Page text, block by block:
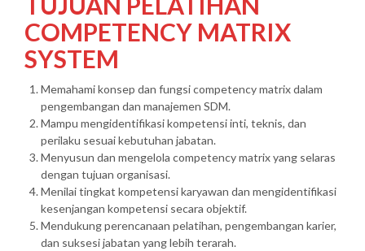
COMPETENCY MATRIX
SYSTEM
Memahami konsep dan fungsi competency matrix dalam
pengembangan dan manajemen SDM.
Mampu mengidentifikasi kompetensi inti, teknis, dan
perilaku sesuai kebutuhan jabatan.
Menyusun dan mengelola competency matrix yang selaras
dengan tujuan organisasi.
Menilai tingkat kompetensi karyawan dan mengidentifikasi
kesenjangan kompetensi secara objektif.
Mendukung perencanaan pelatihan, pengembangan karier,
dan suksesi jabatan yang lebih terarah.